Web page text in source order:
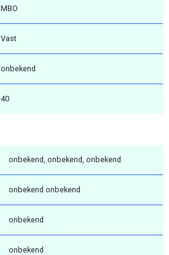
MBO
Vast
onbekend
40
onbekend, onbekend, onbekend
onbekend onbekend
onbekend
onbekend